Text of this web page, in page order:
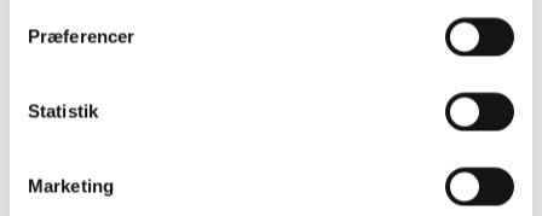
Præferencer
Statistik
Marketing